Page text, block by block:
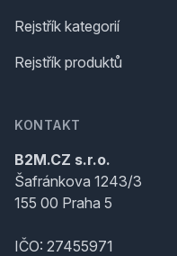
Rejstřík kategorií
Rejstřík produktů
KONTAKT
B2M.CZ s.r.o.
Šafránkova 1243/3
155 00 Praha 5
IČO: 27455971